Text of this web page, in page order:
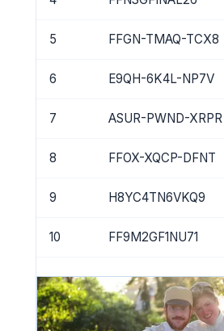
5 FFGN-TMAQ-TCX8
6 E9QH-6K4L-NP7V
7 ASUR-PWND-XRPR
8 FFOX-XQCP-DFNT
9 H8YC4TN6VKQ9
10 FF9M2GF1NU71